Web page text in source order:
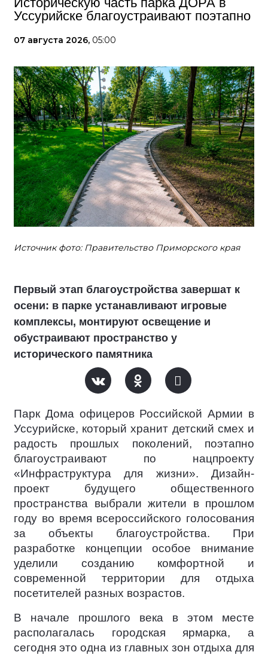
Уссурийске благоустраивают поэтапно
07 августа 2026, 05:00
Источник фото: Правительство Приморского края
Первый этап благоустройства завершат к
осени: в парке устанавливают игровые
комплексы, монтируют освещение и
обустраивают пространство у
исторического памятника
Парк Дома офицеров Российской Армии в
Уссурийске, который хранит детский смех и
радость прошлых поколений, поэтапно
благоустраивают по нацпроекту
«Инфраструктура для жизни». Дизайн-
проект будущего общественного
пространства выбрали жители в прошлом
году во время всероссийского голосования
за объекты благоустройства. При
разработке концепции особое внимание
уделили созданию комфортной и
современной территории для отдыха
посетителей разных возрастов.
В начале прошлого века в этом месте
располагалась городская ярмарка, а
сегодня это одна из главных зон отдыха для